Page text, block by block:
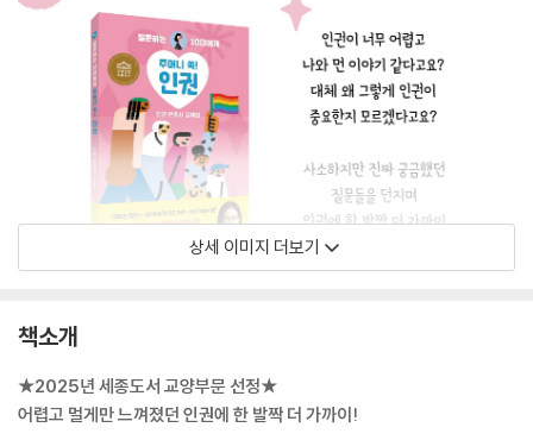
상세 이미지 더보기
책소개
★2025년 세종도서 교양부문 선정★
어렵고 멀게만 느껴졌던 인권에 한 발짝 더 가까이!